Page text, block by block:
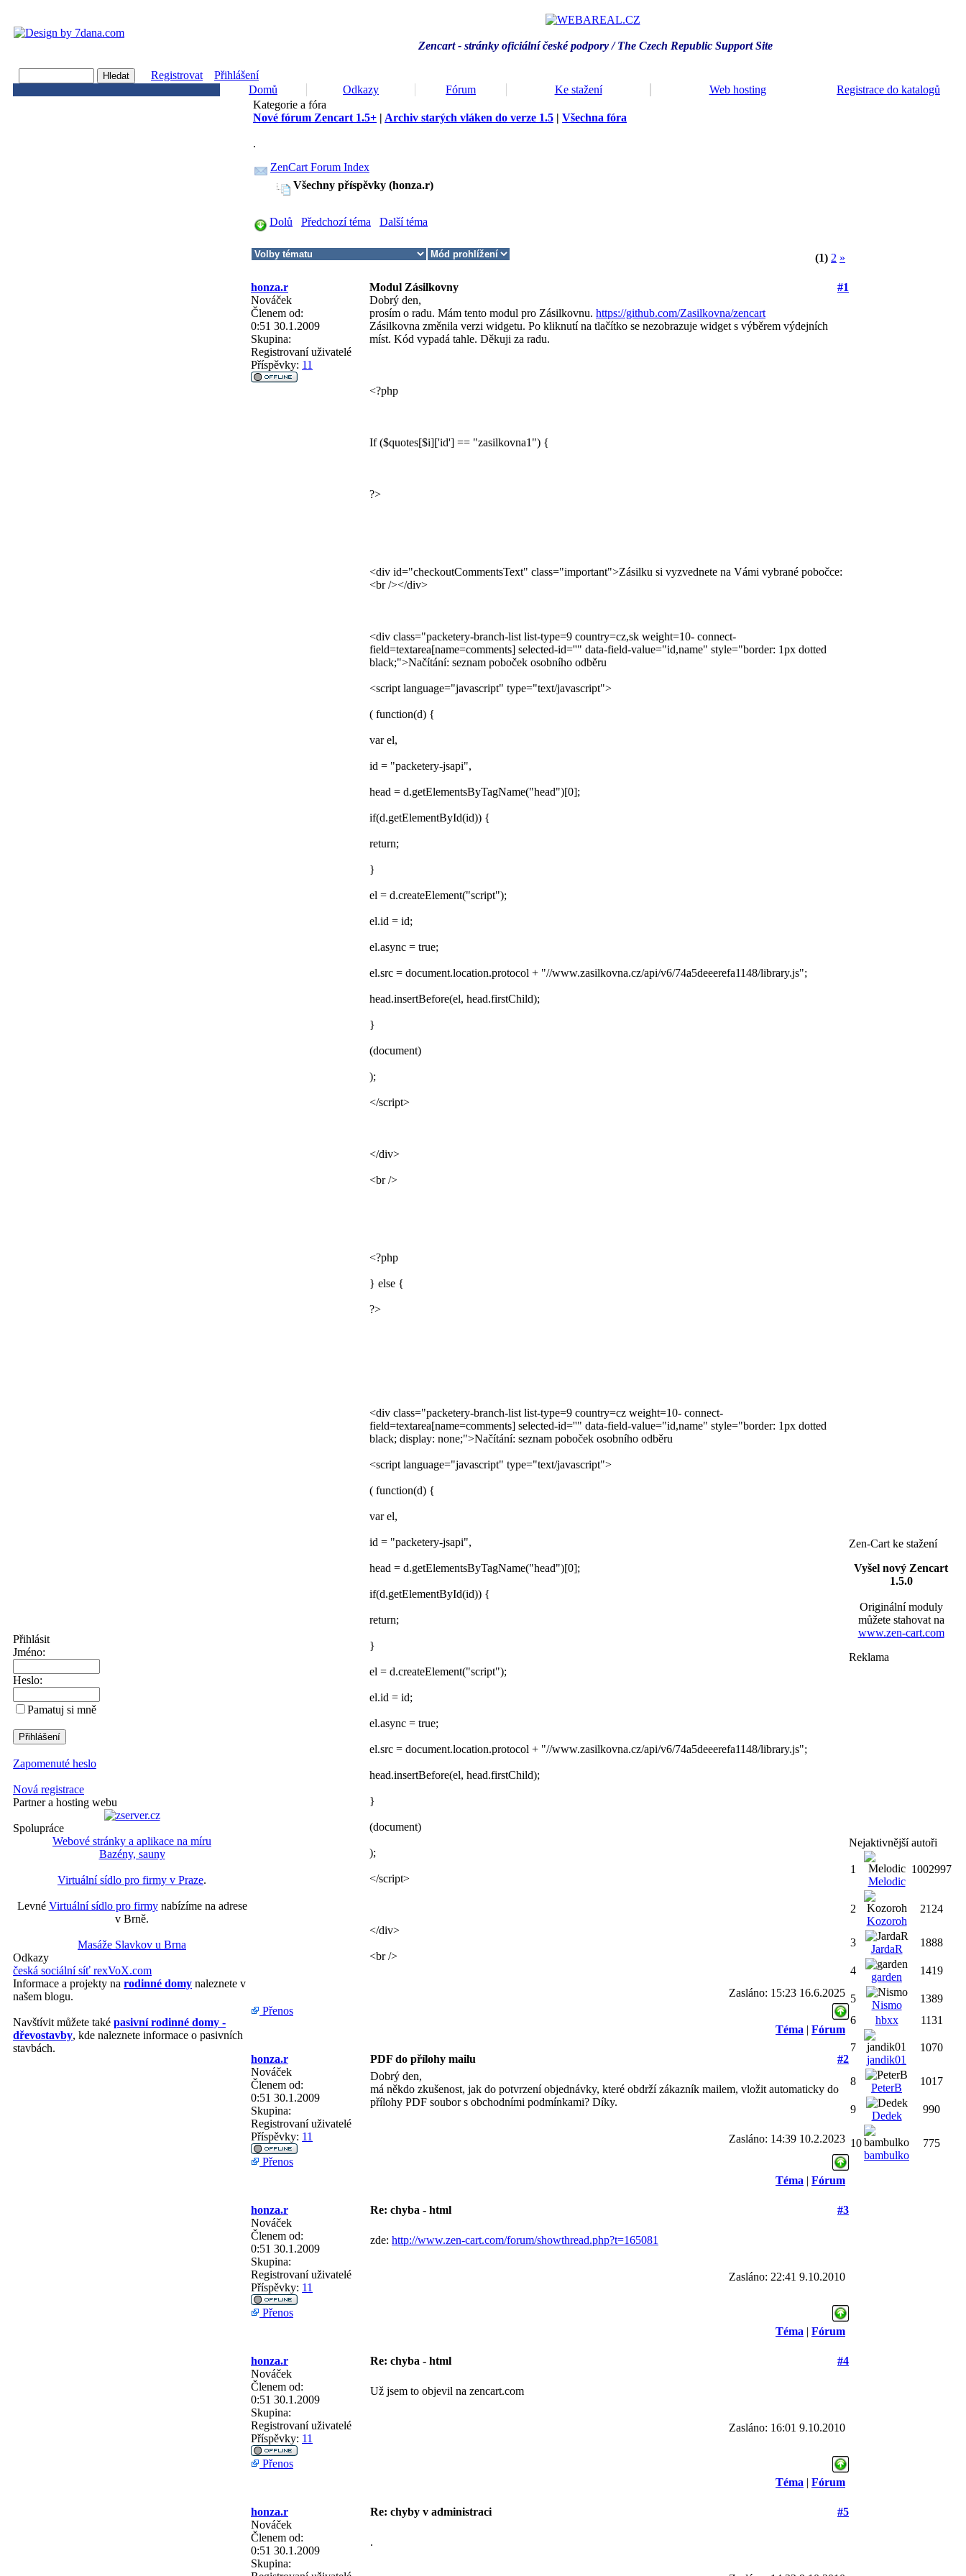
Zencart - stránky oficiální české podpory / The Czech Republic Support Site
Registrovat
Přihlášení
Domů
Odkazy Fórum Ke stažení Web hosting Registrace do katalogů
Přihlásit
Jméno:
Heslo:
Pamatuj si mně
Zapomenuté heslo
Nová registrace
Partner a hosting webu
Spolupráce
Webové stránky a aplikace na míru
Bazény, sauny
Virtuální sídlo pro firmy v Praze.
Levné Virtuální sídlo pro firmynabízíme na adrese
v Brně.
Masáže Slavkov u Brna
Odkazy
česká sociální síť rexVoX.com
Informace a projekty na rodinné domy naleznete v
našem blogu.
Navštívit můžete také pasivní rodinné domy -
dřevostavby, kde naleznete informace o pasivních
stavbách.
Kategorie a fóra
Nové fórum Zencart 1.5+ | Archiv starých vláken do verze 1.5 | Všechna fóra
.
ZenCart Forum Index
Všechny příspěvky (honza.r)
Dolů Předchozí téma Další téma
(1) 2 »
honza.r Modul Zásilkovny
#1
Nováček
Členem od:
0:51 30.1.2009
Skupina:
Registrovaní uživatelé
Příspěvky: 11
Dobrý den,
prosím o radu. Mám tento modul pro Zásilkovnu. https://github.com/Zasilkovna/zencart
Zásilkovna změnila verzi widgetu. Po kliknutí na tlačítko se nezobrazuje widget s výběrem výdejních
míst. Kód vypadá tahle. Děkuji za radu.
<?php
If ($quotes[$i]['id'] == "zasilkovna1") {
?>
<div id="checkoutCommentsText" class="important">Zásilku si vyzvednete na Vámi vybrané pobočce:
<br /></div>
<div class="packetery-branch-list list-type=9 country=cz,sk weight=10- connect-
field=textarea[name=comments] selected-id=''" data-field-value="id,name" style="border: 1px dotted
black;">Načítání: seznam poboček osobního odběru
<script language="javascript" type="text/javascript">
( function(d) {
var el,
id = "packetery-jsapi",
head = d.getElementsByTagName("head")[0];
if(d.getElementById(id)) {
return;
}
el = d.createElement("script");
el.id = id;
el.async = true;
el.src = document.location.protocol + "//www.zasilkovna.cz/api/v6/74a5deeerefa1148/library.js";
head.insertBefore(el, head.firstChild);
}
(document)
);
</script>
</div>
<br />
<?php
} else {
?>
<div class="packetery-branch-list list-type=9 country=cz weight=10- connect-
field=textarea[name=comments] selected-id=''" data-field-value="id,name" style="border: 1px dotted
black; display: none;">Načítání: seznam poboček osobního odběru
<script language="javascript" type="text/javascript">
( function(d) {
var el,
id = "packetery-jsapi",
head = d.getElementsByTagName("head")[0];
if(d.getElementById(id)) {
return;
}
el = d.createElement("script");
el.id = id;
el.async = true;
el.src = document.location.protocol + "//www.zasilkovna.cz/api/v6/74a5deeerefa1148/library.js";
head.insertBefore(el, head.firstChild);
}
(document)
);
</script>
</div>
<br />
Zasláno: 15:23 16.6.2025
Přenos
Téma | Fórum
honza.r PDF do přílohy mailu
#2
Nováček
Členem od:
0:51 30.1.2009
Skupina:
Registrovaní uživatelé
Příspěvky: 11
Dobrý den,
má někdo zkušenost, jak do potvrzení objednávky, které obdrží zákazník mailem, vložit automaticky do
přílohy PDF soubor s obchodními podmínkami? Díky.
Zasláno: 14:39 10.2.2023
Přenos
Téma | Fórum
honza.r Re: chyba - html
#3
Nováček
Členem od:
0:51 30.1.2009
Skupina:
Registrovaní uživatelé
Příspěvky: 11
zde: http://www.zen-cart.com/forum/showthread.php?t=165081
Zasláno: 22:41 9.10.2010
Přenos
Téma | Fórum
honza.r Re: chyba - html
#4
Nováček
Členem od:
0:51 30.1.2009
Skupina:
Registrovaní uživatelé
Příspěvky: 11
Už jsem to objevil na zencart.com
Zasláno: 16:01 9.10.2010
Přenos
Téma | Fórum
honza.r Re: chyby v administraci
#5
Nováček
Členem od:
0:51 30.1.2009
Skupina:
.
Zen-Cart ke stažení
Vyšel nový Zencart
1.5.0
Originální moduly
můžete stahovat na
www.zen-cart.com
Reklama
Nejaktivnější autoři
1
Melodic
1002997
2
Kozoroh
2124
3
JardaR
1888
4
garden
1419
5
Nismo
1389
6
hbxx 1131
7
jandik01
1070
8
PeterB
1017
9
Dedek
990
10
bambulko
775